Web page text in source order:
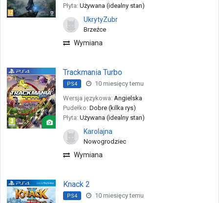
Płyta: Używana (idealny stan)
UkrytyZubr
Brzeźce
Wymiana
Trackmania Turbo
PS4
10 miesięcy temu
Wersja językowa: Angielska
Pudełko: Dobre (kilka rys)
Płyta: Używana (idealny stan)
Karolajna
Nowogrodziec
Wymiana
Knack 2
PS4
10 miesięcy temu